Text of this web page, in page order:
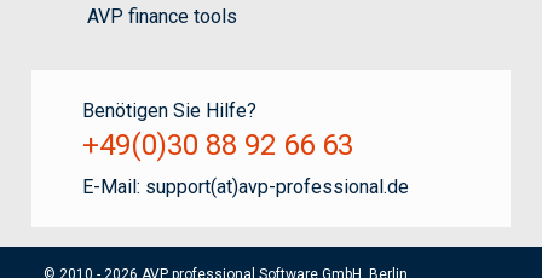
AVP finance tools
Benötigen Sie Hilfe?
+49(0)30 88 92 66 63
E-Mail: support(at)avp-professional.de
© 2010 - 2026 AVP professional Software GmbH, Berlin